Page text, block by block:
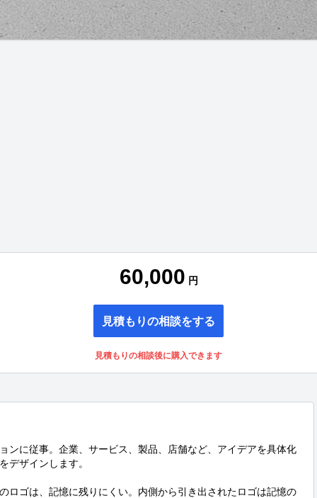
60,000 円
見積もりの相談をする
見積もりの相談後に購入できます
ンに従事。企業、サービス、製品、店舗など、アイデアを具体化
デザインします。
ロゴは、記憶に残りにくい。内側から引き出されたロゴは記憶の